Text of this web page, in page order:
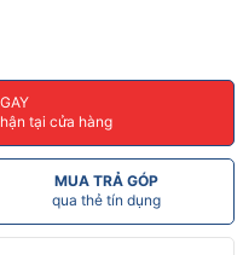
tại cửa hàng
MUA TRẢ GÓP
qua thẻ tín dụng